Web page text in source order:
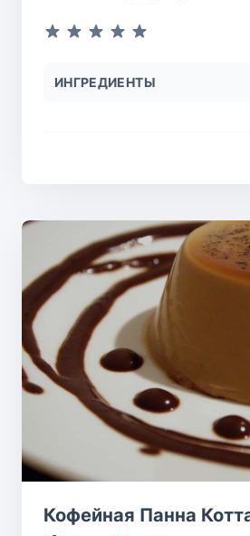
ИНГРЕДИЕНТЫ
Кофейная Панна